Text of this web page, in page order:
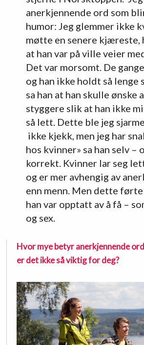
anerkjennende ord som
humor: Jeg glemmer ikke
møtte en senere kjæreste,
at han var på ville veier
Det var morsomt. De
og han ikke holdt så lenge
sa han at han skulle ønske
styggere slik at han ikke
så lett. Dette ble jeg
ikke kjekk, men jeg har
hos kvinner» sa han selv –
korrekt. Kvinner lar seg
og er mer avhengig av
enn menn. Men dette
han var opptatt av å få –
og sex.
Hvor mye betyr anerkjennende
er det ikke så viktig for deg?